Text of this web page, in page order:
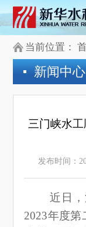
当前位置：
新闻中心
三门峡水
发布时间：
近日，河
2023年度第